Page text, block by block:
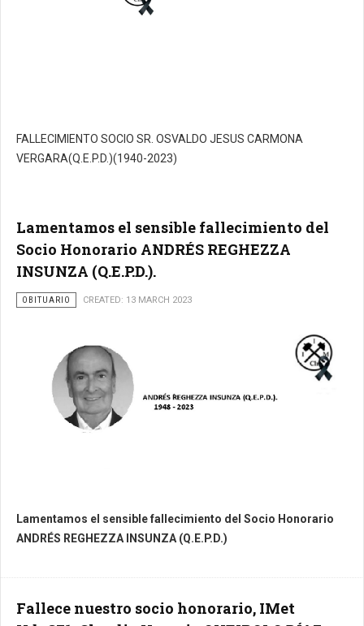
FALLECIMIENTO SOCIO SR. OSVALDO JESUS CARMONA
VERGARA(Q.E.P.D.)(1940-2023)
Lamentamos el sensible fallecimiento del
Socio Honorario ANDRÉS REGHEZZA
INSUNZA (Q.E.P.D.).
OBITUARIO CREATED: 13 MARCH 2023
Lamentamos el sensible fallecimiento del Socio Honorario
ANDRÉS REGHEZZA INSUNZA (Q.E.P.D.)
Fallece nuestro socio honorario, IMet